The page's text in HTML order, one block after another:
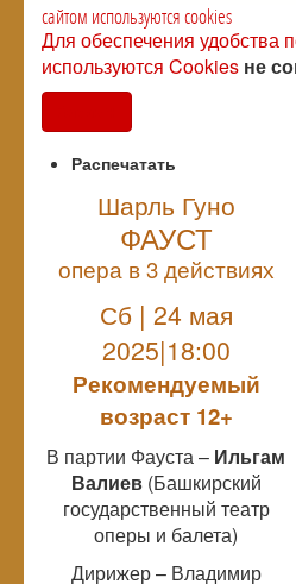
сайтом используются cookies
Для обеспечения удобства
используются Cookies не
Распечатать
Шарль Гуно
ФАУСТ
опера в 3 действиях
Сб | 24 мая
2025|18:00
Рекомендуемый
возраст 12+
В партии Фауста – Ильгам
Валиев(Башкирский
государственный театр
оперы и балета)
Дирижер – Владимир